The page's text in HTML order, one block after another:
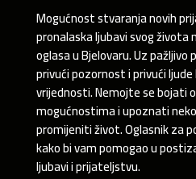
Mogućnost stvaranja novih
pronalaska ljubavi svog života
oglasa u Bjelovaru. Uz
privući pozornost i privući
vrijednosti. Nemojte se bojati
mogućnostima i upoznati
promijeniti život. Oglasnik za
kako bi vam pomogao u
ljubavi i prijateljstvu.